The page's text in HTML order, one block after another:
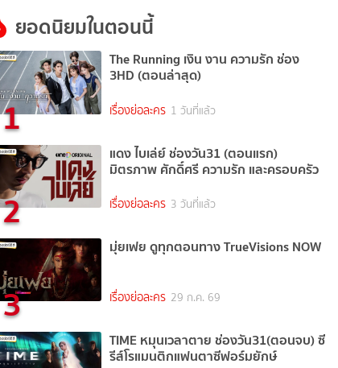
ยอดนิยมในตอนนี้
1
The Running เงิน งาน ความรัก ช่อง
3HD (ตอนล่าสุด)
เรื่องย่อละคร 1 วันที่แล้ว
2
แดง ไบเล่ย์ ช่องวัน31 (ตอนแรก)
มิตรภาพ ศักดิ์ศรี ความรัก และครอบครัว
เรื่องย่อละคร 3 วันที่แล้ว
3
มุ่ยเฟย ดูทุกตอนทาง TrueVisions NOW
เรื่องย่อละคร 29 ก.ค. 69
TIME หมุนเวลาตาย ช่องวัน31(ตอนจบ) ซี
รีส์โรแมนติกแฟนตาซีฟอร์มยักษ์